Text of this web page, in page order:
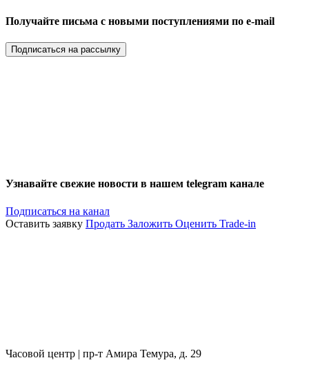
Получайте письма с новыми поступлениями по e-mail
Подписаться на рассылку
Узнавайте свежие новости в нашем telegram канале
Подписаться на канал
Оставить заявку Продать Заложить Оценить Trade-in
Часовой центр | пр-т Амира Темура, д. 29